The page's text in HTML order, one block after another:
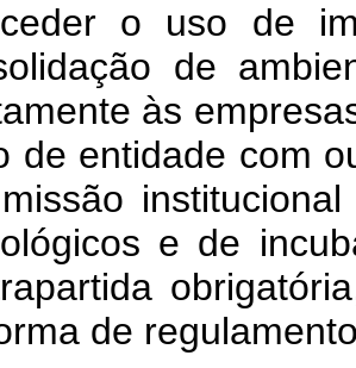
o uso de
de
às
de entidade com
e de
de